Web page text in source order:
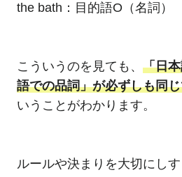
the bath：目的語O（名詞）
こういうのを見ても、 「日
語での品詞」が必ずしも同
いうことがわかります。
ルールや決まりを大切にし